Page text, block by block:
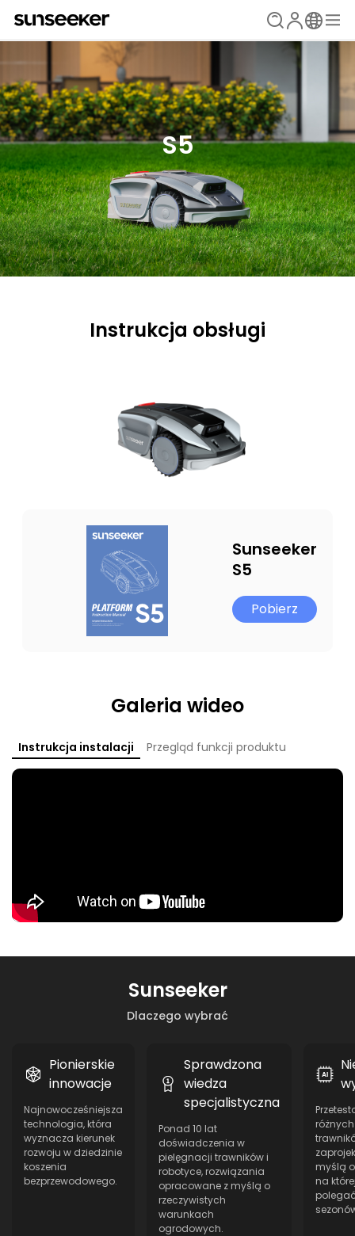
S5
Instrukcja obsługi
Sunseeker
S5
Pobierz
Galeria wideo
Instrukcja instalacji Przegląd funkcji produktu
Dlaczego wybrać
Sunseeker
Pionierskie
innowacje
Najnowocześniejsza
technologia, która
wyznacza kierunek
rozwoju w dziedzinie
koszenia
bezprzewodowego.
Sprawdzona
wiedza
specjalistyczna
Ponad 10 lat
doświadczenia w
pielęgnacji trawników i
robotyce, rozwiązania
opracowane z myślą o
rzeczywistych
warunkach
ogrodowych.
myślą
na